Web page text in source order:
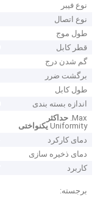
نوع فیبر
نوع اتصال
طول موج
قطر کابل
گم شدن درج
برگشت ضرر
طول کابل
اندازه بسته بندی
Max. حداکثر
Uniformity یکنواختی
دمای کارکرد
دمای ذخیره سازی
کاربرد
برجسته: